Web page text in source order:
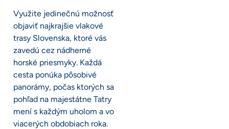
Využite jedinečnú možnosť
objaviť najkrajšie vlakové
trasy Slovenska, ktoré vás
zavedú cez nádherné
horské priesmyky. Každá
cesta ponúka pôsobivé
panorámy, počas ktorých sa
pohľad na majestátne Tatry
mení s každým uholom a vo
viacerých obdobiach roka.